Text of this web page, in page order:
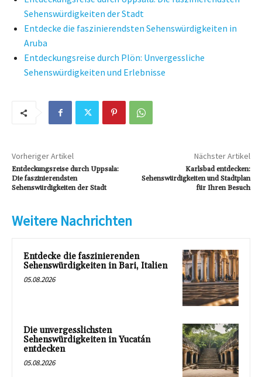
Sehenswürdigkeiten der Stadt
Entdecke die faszinierendsten Sehenswürdigkeiten in
Aruba
Entdeckungsreise durch Plön: Unvergessliche
Sehenswürdigkeiten und Erlebnisse
Vorheriger Artikel
Entdeckungsreise durch Uppsala:
Die faszinierendsten
Sehenswürdigkeiten der Stadt
Nächster Artikel
Karlsbad entdecken:
Sehenswürdigkeiten und Stadtplan
für Ihren Besuch
Weitere Nachrichten
Entdecke die faszinierenden
Sehenswürdigkeiten in Bari, Italien
05.08.2026
Die unvergesslichsten
Sehenswürdigkeiten in Yucatán
entdecken
05.08.2026